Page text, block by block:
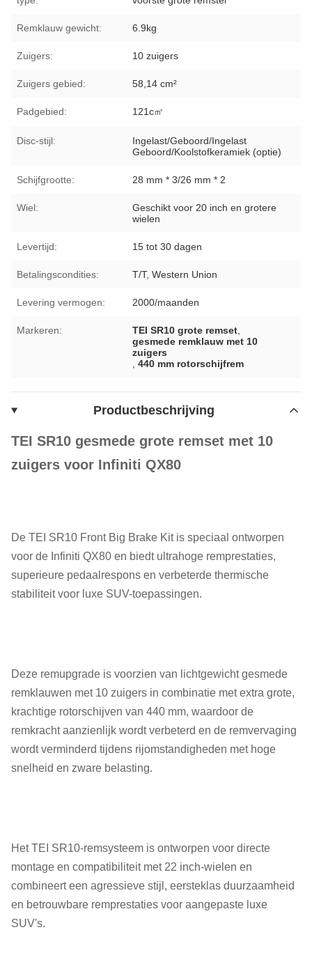
Remklauw gewicht: 6.9kg
Zuigers: 10 zuigers
Zuigers gebied: 58,14 cm²
Padgebied: 121c㎡
Disc-stijl:
Ingelast/Geboord/Ingelast
Geboord/Koolstofkeramiek (optie)
Schijfgrootte: 28 mm * 3/26 mm * 2
Wiel:
Geschikt voor 20 inch en grotere
wielen
Levertijd: 15 tot 30 dagen
Betalingscondities: T/T, Western Union
Levering vermogen: 2000/maanden
Markeren: TEI SR10 grote remset
gesmede remklauw met 10
zuigers
,440 mm rotorschijfrem
Productbeschrijving
TEI SR10 gesmede grote remset met 10
zuigers voor Infiniti QX80
De TEI SR10 Front Big Brake Kit is speciaal ontworpen
voor de Infiniti QX80 en biedt ultrahoge remprestaties,
superieure pedaalrespons en verbeterde thermische
stabiliteit voor luxe SUV-toepassingen.
Deze remupgrade is voorzien van lichtgewicht gesmede
remklauwen met 10 zuigers in combinatie met extra grote,
krachtige rotorschijven van 440 mm, waardoor de
remkracht aanzienlijk wordt verbeterd en de remvervaging
wordt verminderd tijdens rijomstandigheden met hoge
snelheid en zware belasting.
Het TEI SR10-remsysteem is ontworpen voor directe
montage en compatibiliteit met 22 inch-wielen en
combineert een agressieve stijl, eersteklas duurzaamheid
en betrouwbare remprestaties voor aangepaste luxe
SUV's.